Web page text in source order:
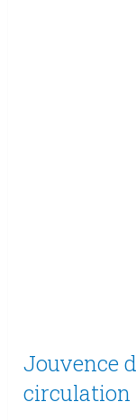
Jouvence
circulation